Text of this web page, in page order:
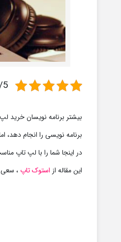
5/5 -
بیشتر برنامه نویسان خرید
برنامه نویسی را انجام
در اینجا شما را با لپ تاپ
این مقاله از استوک تاپ ، سعی